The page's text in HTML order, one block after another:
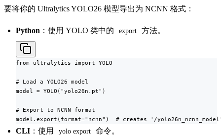
要将你的 Ultralytics YOLO26 模型导出为 NCNN 格式：
Python ：使用 YOLO 类中的 export 方法。
from ultralytics import YOLO
# Load a YOLO26 model
model = YOLO("yolo26n.pt")
# Export to NCNN format
model.export(format="ncnn")  # creates '/
CLI ：使用 yolo export 命令。